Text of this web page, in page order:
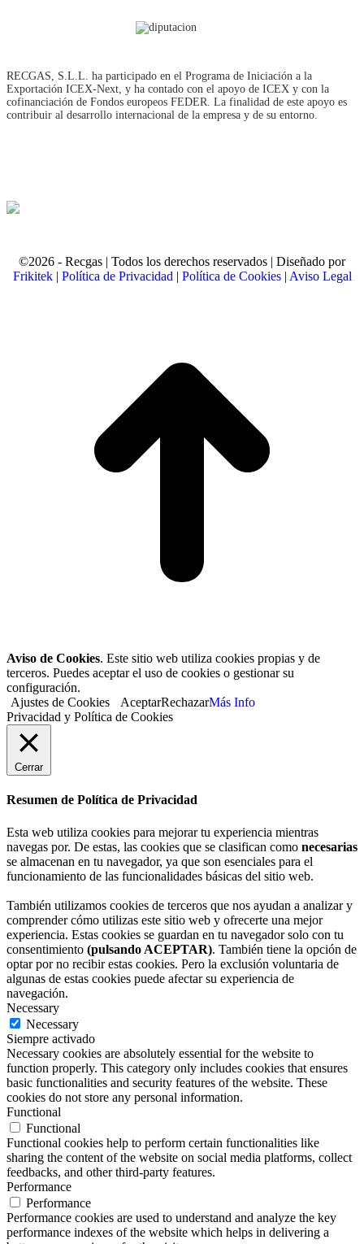
RECGAS, S.L.L. ha participado en el Programa de Iniciación a la
Exportación ICEX‐Next, y ha contado con el apoyo de ICEX y con la
cofinanciación de Fondos europeos FEDER. La finalidad de este apoyo es
contribuir al desarrollo internacional de la empresa y de su entorno.
©2026 - Recgas | Todos los derechos reservados | Diseñado por
Frikitek| Política de Privacidad | Política de Cookies| Aviso Legal
Aviso de Cookies. Este sitio web utiliza cookies propias y de
terceros. Puedes aceptar el uso de cookies o gestionar su
configuración.
Ajustes de Cookies
AceptarRechazarMás Info
Privacidad y Política de Cookies
Cerrar
Resumen de Política de Privacidad
Esta web utiliza cookies para mejorar tu experiencia mientras
navegas por. De estas, las cookies que se clasifican como necesarias
se almacenan en tu navegador, ya que son esenciales para el
funcionamiento de las funcionalidades básicas del sitio web.
También utilizamos cookies de terceros que nos ayudan a analizar y
comprender cómo utilizas este sitio web y ofrecerte una mejor
experiencia. Estas cookies se guardan en tu navegador solo con tu
consentimiento (pulsando ACEPTAR). También tiene la opción de
optar por no recibir estas cookies. Pero la exclusión voluntaria de
algunas de estas cookies puede afectar su experiencia de
navegación.
Necessary
Necessary
Siempre activado
Necessary cookies are absolutely essential for the website to
function properly. This category only includes cookies that ensures
basic functionalities and security features of the website. These
cookies do not store any personal information.
Functional
Functional
Functional cookies help to perform certain functionalities like
sharing the content of the website on social media platforms, collect
feedbacks, and other third-party features.
Performance
Performance
Performance cookies are used to understand and analyze the key
performance indexes of the website which helps in delivering a